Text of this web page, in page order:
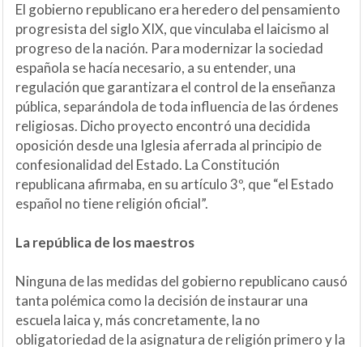
El gobierno republicano era heredero del pensamiento
progresista del siglo XIX, que vinculaba el laicismo al
progreso de la nación. Para modernizar la sociedad
española se hacía necesario, a su entender, una
regulación que garantizara el control de la enseñanza
pública, separándola de toda influencia de las órdenes
religiosas. Dicho proyecto encontró una decidida
oposición desde una Iglesia aferrada al principio de
confesionalidad del Estado. La Constitución
republicana afirmaba, en su artículo 3º, que “el Estado
español no tiene religión oficial”.
La república de los maestros
Ninguna de las medidas del gobierno republicano causó
tanta polémica como la decisión de instaurar una
escuela laica y, más concretamente, la no
obligatoriedad de la asignatura de religión primero y la